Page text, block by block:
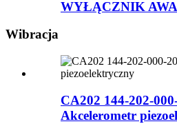
WYŁĄCZNIK
Wibracja
CA202 144-202-
Akcelerometr